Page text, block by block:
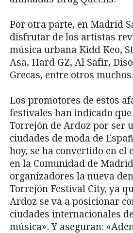
Por otra parte, en Madrid
disfrutar de los artistas
música urbana Kidd Keo,
Asa, Hard GZ, Al Safir,
Grecas, entre otros muchos.
Los promotores de estos
festivales han indicado que
Torrejón de Ardoz por ser
ciudades de moda de
hoy, se ha convertido en el
en la Comunidad de
organizadores la nueva
Torrejón Festival City, ya
Ardoz se va a posicionar
ciudades internacionales
música». Y aseguran: